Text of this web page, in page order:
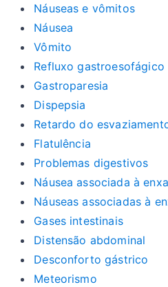
Náuseas e vômitos
Náusea
Vômito
Refluxo gastroesofágico
Gastroparesia
Dispepsia
Retardo do
Flatulência
Problemas digestivos
Náusea associada à
Náuseas associadas à
Gases intestinais
Distensão abdominal
Desconforto gástrico
Meteorismo